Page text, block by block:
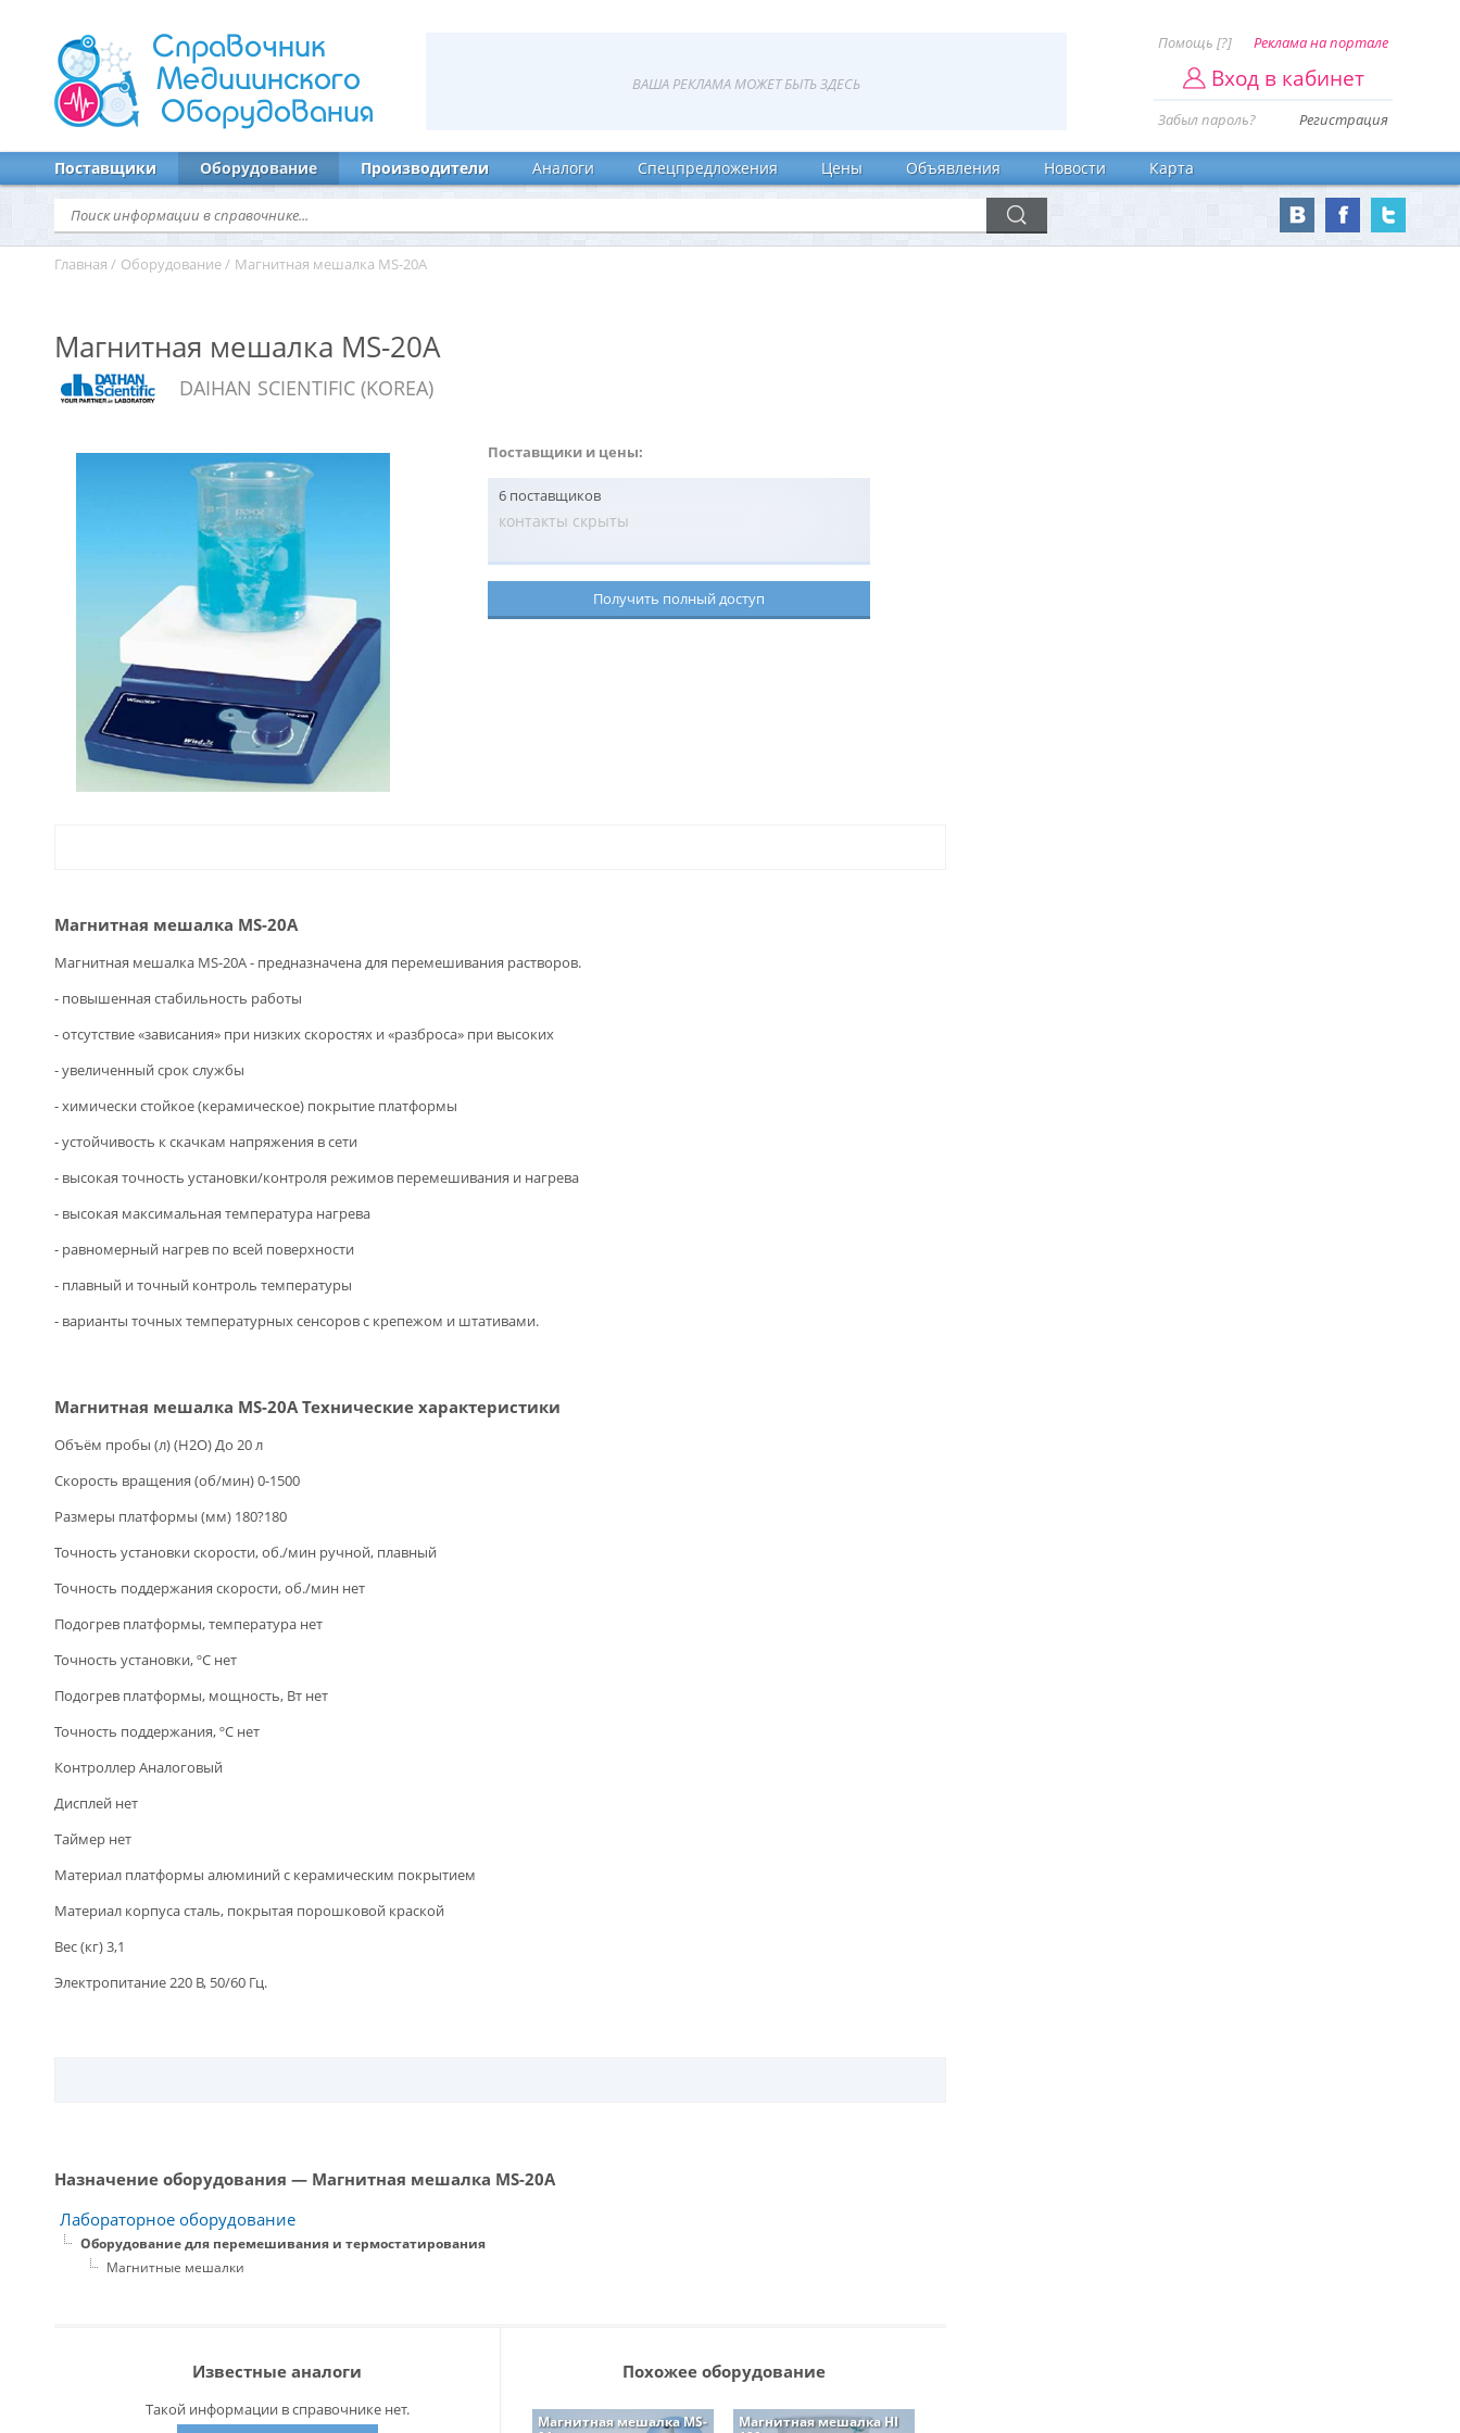
Справочник
Медицинского
Оборудования
Помощь [?] Реклама на портале
Вход в кабинет
Забыл пароль? Регистрация
Поставщики Оборудование Производители Аналоги Спецпредложения Цены Объявления Новости Карта
Главная / Оборудование / Магнитная мешалка MS-20A
Магнитная мешалка MS-20A
DAIHAN SCIENTIFIC (KOREA)
Поставщики и цены:
6 поставщиков
контакты скрыты
Получить полный доступ
Магнитная мешалка MS-20A
Магнитная мешалка MS-20A - предназначена для перемешивания растворов.
- повышенная стабильность работы
- отсутствие «зависания» при низких скоростях и «разброса» при высоких
- увеличенный срок службы
- химически стойкое (керамическое) покрытие платформы
- устойчивость к скачкам напряжения в сети
- высокая точность установки/контроля режимов перемешивания и нагрева
- высокая максимальная температура нагрева
- равномерный нагрев по всей поверхности
- плавный и точный контроль температуры
- варианты точных температурных сенсоров с крепежом и штативами.
Магнитная мешалка MS-20A Технические характеристики
Объём пробы (л) (Н2О) До 20 л
Скорость вращения (об/мин) 0-1500
Размеры платформы (мм) 180?180
Точность установки скорости, об./мин ручной, плавный
Точность поддержания скорости, об./мин нет
Подогрев платформы, температура нет
Точность установки, ºС нет
Подогрев платформы, мощность, Вт нет
Точность поддержания, ºС нет
Контроллер Аналоговый
Дисплей нет
Таймер нет
Материал платформы алюминий с керамическим покрытием
Материал корпуса сталь, покрытая порошковой краской
Вес (кг) 3,1
Электропитание 220 В, 50/60 Гц.
Назначение оборудования — Магнитная мешалка MS-20A
Лабораторное оборудование
Оборудование для перемешивания и термостатирования
Магнитные мешалки
Известные аналоги
Такой информации в справочнике нет.
Похожее оборудование
Магнитная мешалка MS-
Магнитная мешалка HI